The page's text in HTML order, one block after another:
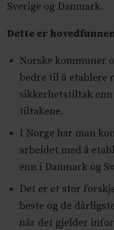
Sverige og Danmark.
Dette er
Norske kommuner
bedre til å etablere
sikkerhetstiltak
tiltakene.
I Norge har man
arbeidet med å
enn i Danmark og
Det er et stor
beste og de
når det gjelder